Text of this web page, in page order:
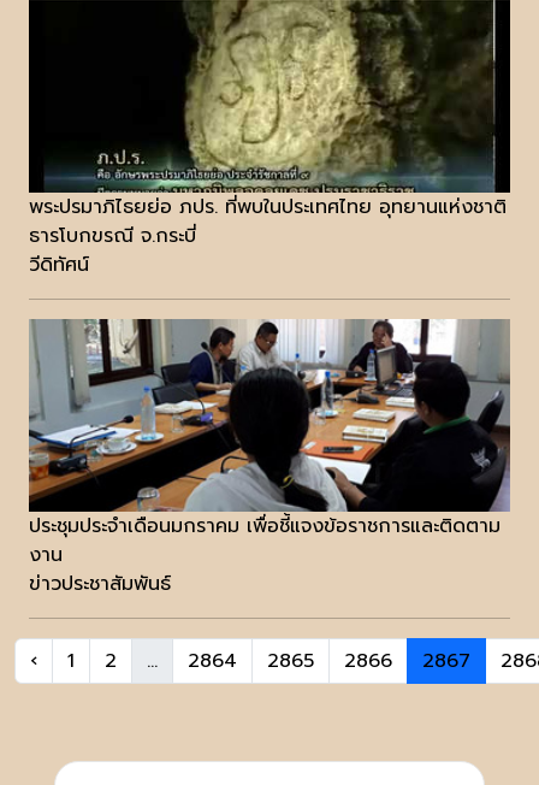
พระปรมาภิไธยย่อ ภปร. ที่พบในประเทศไทย อุทยานแห่งชาติ
ธารโบกขรณี จ.กระบี่
วีดิทัศน์
ประชุมประจำเดือนมกราคม เพื่อชี้แจงข้อราชการและติดตาม
งาน
ข่าวประชาสัมพันธ์
‹ 1 2 ... 2864 2865 2866 2867